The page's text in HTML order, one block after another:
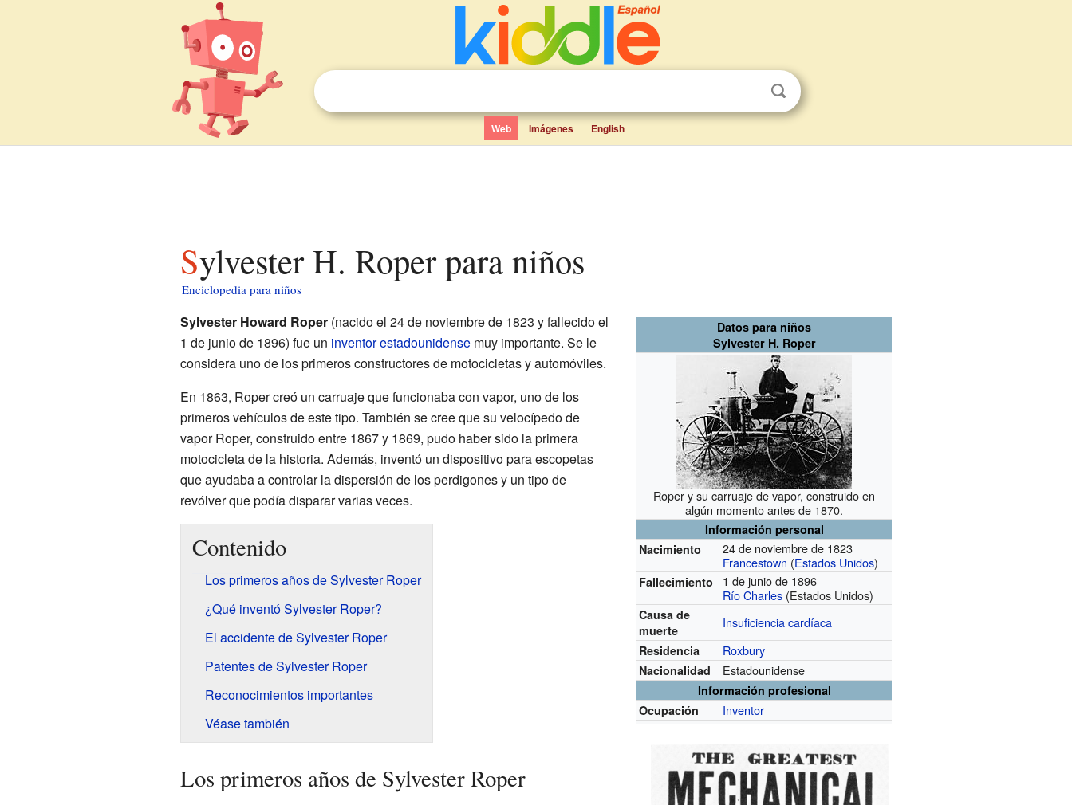
Web Imágenes English
Sylvester H. Roper para niños
Enciclopedia para niños
Datos para niños
Sylvester H. Roper
Roper y su carruaje de vapor, construido en
algún momento antes de 1870.
Información personal
Nacimiento
24 de noviembre de 1823
Francestown (Estados Unidos)
Fallecimiento
1 de junio de 1896
Río Charles (Estados Unidos)
Causa de
muerte
Insuficiencia cardíaca
Residencia Roxbury
Nacionalidad Estadounidense
Información profesional
Ocupación
Inventor
Sylvester Howard Roper(nacido el 24 de noviembre de 1823 y fallecido el
1 de junio de 1896) fue un inventorestadounidensemuy importante. Se le
considera uno de los primeros constructores de motocicletas y automóviles.
En 1863, Roper creó un carruaje que funcionaba con vapor, uno de los
primeros vehículos de este tipo. También se cree que su velocípedo de
vapor Roper, construido entre 1867 y 1869, pudo haber sido la primera
motocicleta de la historia. Además, inventó un dispositivo para escopetas
que ayudaba a controlar la dispersión de los perdigones y un tipo de
revólver que podía disparar varias veces.
Contenido
Los primeros años de Sylvester Roper
¿Qué inventó Sylvester Roper?
El accidente de Sylvester Roper
Patentes de Sylvester Roper
Reconocimientos importantes
Véase también
Los primeros años de Sylvester Roper